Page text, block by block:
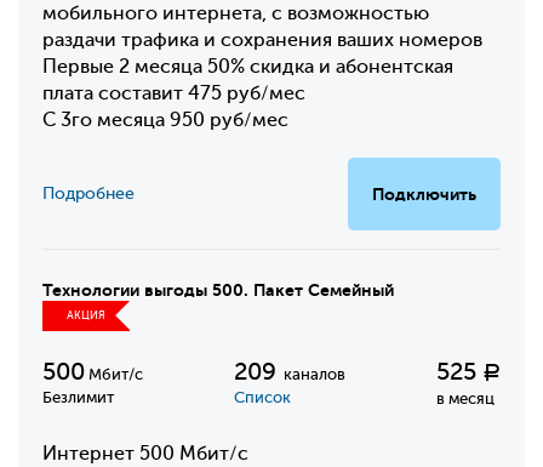
мобильного интернета, с возможностью
раздачи трафика и сохранения ваших номеров
Первые 2 месяца 50% скидка и абонентская
плата составит 475 руб/мес
С 3го месяца 950 руб/мес
Подключить
Подробнее
Технологии выгоды 500. Пакет Семейный
АКЦИЯ
500 Мбит/с
Безлимит
209 каналов
Список
525 Р
в месяц
Интернет 500 Мбит/с